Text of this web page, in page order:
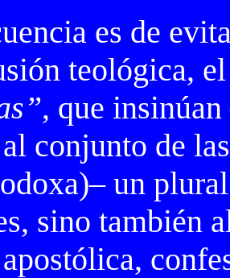
es de
teológica,
, que
conjunto de
un
sino también